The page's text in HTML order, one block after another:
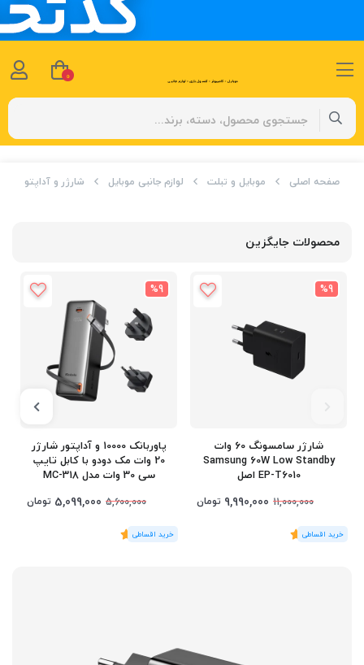
صفحه اصلی موبایل و تبلت لوازم جانبی موبایل شارژر و آداپتور
محصولات جایگزین
%9
شارژر سامسونگ 60 وات
Samsung 60W Low Standby
EP-T6010 اصل
11,000,000
9,990,000 تومان
(1رای)
5
%9
پاوربانک 10000 و آداپتور شارژر
20 وات مک دودو با کابل تایپ
سی 30 وات مدل MC-318
5,600,000
5,099,000 تومان
(1رای)
5
0